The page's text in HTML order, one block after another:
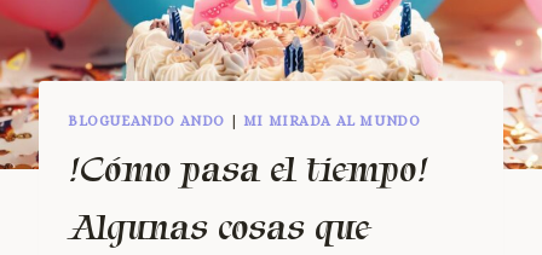
BLOGUEANDO ANDO | MI MIRADA AL MUNDO
!Cómo pasa el tiempo!
Algunas cosas que